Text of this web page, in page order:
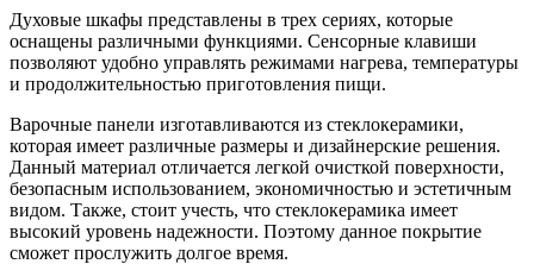
Духовые шкафы представлены в трех сериях, которые
оснащены различными функциями. Сенсорные клавиши
позволяют удобно управлять режимами нагрева, температуры
и продолжительностью приготовления пищи.
Варочные панели изготавливаются из стеклокерамики,
которая имеет различные размеры и дизайнерские решения.
Данный материал отличается легкой очисткой поверхности,
безопасным использованием, экономичностью и эстетичным
видом. Также, стоит учесть, что стеклокерамика имеет
высокий уровень надежности. Поэтому данное покрытие
сможет прослужить долгое время.